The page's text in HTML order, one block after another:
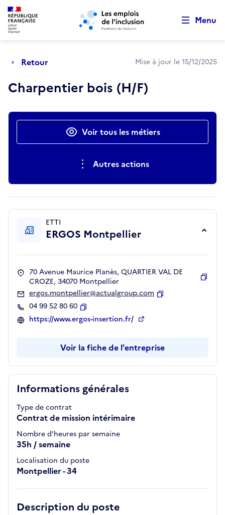
Aller au menu principal Aller au contenu principal
Menu
Retour Mise à jour le 15/12/2025
Charpentier bois (H/F)
Actions rapidesVoir tous les métiers
Autres actions
Informations générales
Type de contrat
Contrat de mission intérimaire
Nombre d'heures par semaine
35h / semaine
Localisation du poste
Montpellier - 34
Description du poste
ETTI
ERGOS Montpellier
70 Avenue Maurice Planès, QUARTIER VAL DE
CROZE, 34070 Montpellier
ergos.montpellier@actualgroup.com
04 99 52 80 60
Copier
https://www.ergos-insertion.fr/
Voir la fiche de l'entreprise
Retour au début de la page
Panneau de gestion des cookies